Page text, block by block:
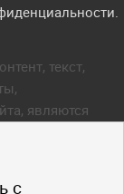
с
текст,
являются
компании
текста,
данного сайта